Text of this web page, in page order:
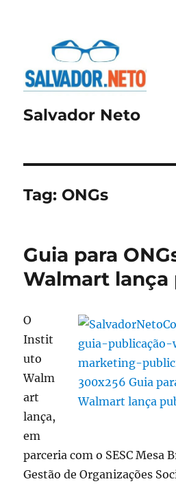
Salvador Neto
Tag: ONGs
Guia para
Walmart lança
O
Instit
uto
Walm
art
lança,
em
parceria com o SESC Mesa
Gestão de Organizações